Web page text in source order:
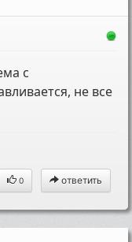
с
не все
0 ответить